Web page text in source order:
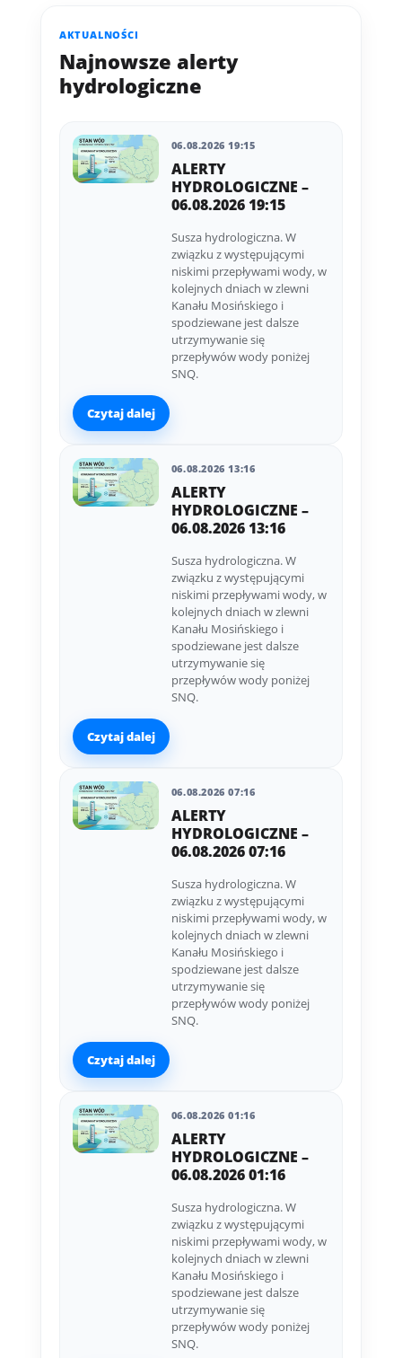
AKTUALNOŚCI
Najnowsze alerty
hydrologiczne
06.08.2026 19:15
ALERTY
HYDROLOGICZNE –
06.08.2026 19:15
Susza hydrologiczna. W
związku z występującymi
niskimi przepływami wody, w
kolejnych dniach w zlewni
Kanału Mosińskiego i
spodziewane jest dalsze
utrzymywanie się
przepływów wody poniżej
SNQ.
Czytaj dalej
06.08.2026 13:16
ALERTY
HYDROLOGICZNE –
06.08.2026 13:16
Susza hydrologiczna. W
związku z występującymi
niskimi przepływami wody, w
kolejnych dniach w zlewni
Kanału Mosińskiego i
spodziewane jest dalsze
utrzymywanie się
przepływów wody poniżej
SNQ.
Czytaj dalej
06.08.2026 07:16
ALERTY
HYDROLOGICZNE –
06.08.2026 07:16
Susza hydrologiczna. W
związku z występującymi
niskimi przepływami wody, w
kolejnych dniach w zlewni
Kanału Mosińskiego i
spodziewane jest dalsze
utrzymywanie się
przepływów wody poniżej
SNQ.
Czytaj dalej
06.08.2026 01:16
ALERTY
HYDROLOGICZNE –
06.08.2026 01:16
Susza hydrologiczna. W
związku z występującymi
niskimi przepływami wody, w
kolejnych dniach w zlewni
Kanału Mosińskiego i
spodziewane jest dalsze
utrzymywanie się
przepływów wody poniżej
SNQ.